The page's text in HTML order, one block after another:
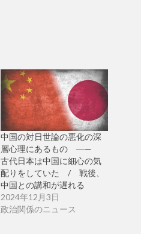
中国の対日世論の悪化の深
層心理にあるもの ―—
古代日本は中国に細心の気
配りをしていた / 戦後、
中国との講和が遅れる
2024年12月3日
政治関係のニュース